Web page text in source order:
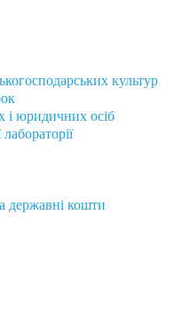
культур
і юридичних осіб
державні кошти